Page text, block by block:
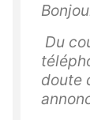
Du
doute